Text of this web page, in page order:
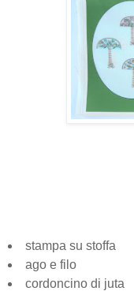
stampa su stoffa
ago e filo
cordoncino di juta